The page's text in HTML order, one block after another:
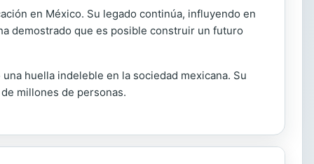
en México. Su legado continúa, influyendo en
demostrado que es posible construir un futuro
huella indeleble en la sociedad mexicana. Su
millones de personas.